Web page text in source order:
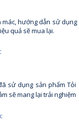
hướng dẫn sử dụng
quả sẽ mua lại.
sử dụng sản phẩm Tỏi
sẽ mang lại trải nghiệm